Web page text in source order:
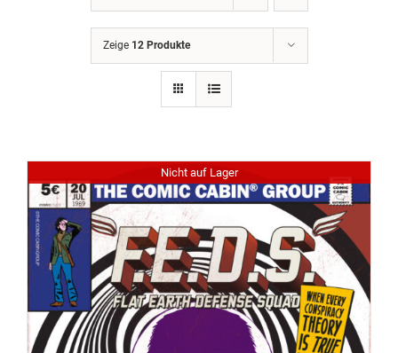
Zeige 12 Produkte
Nicht auf Lager